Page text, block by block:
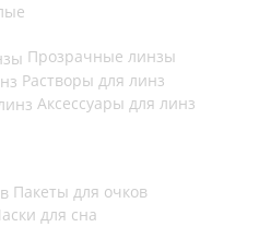
Прозрачные линзы
Растворы для линз
Аксессуары для линз
Пакеты для очков
для сна